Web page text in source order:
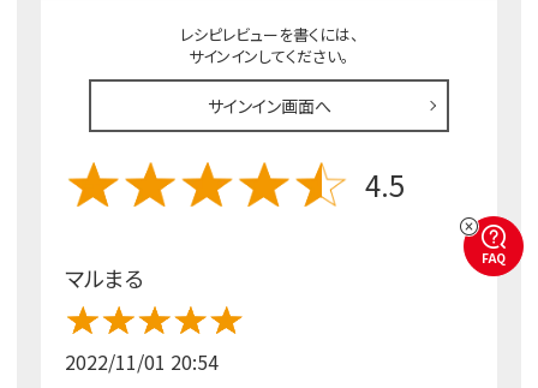
レシピレビューを書くには、
サインインしてください。
サインイン画面へ
4.5
マルまる
2022/11/01 20:54
FAQ